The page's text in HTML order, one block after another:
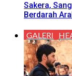
Sakera,
Berdarah
GALERI